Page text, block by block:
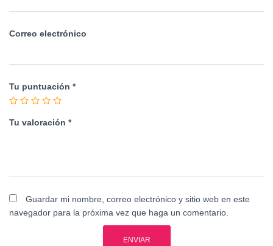
Correo electrónico
Tu puntuación *
Tu valoración *
Guardar mi nombre, correo electrónico y sitio web en este
navegador para la próxima vez que haga un comentario.